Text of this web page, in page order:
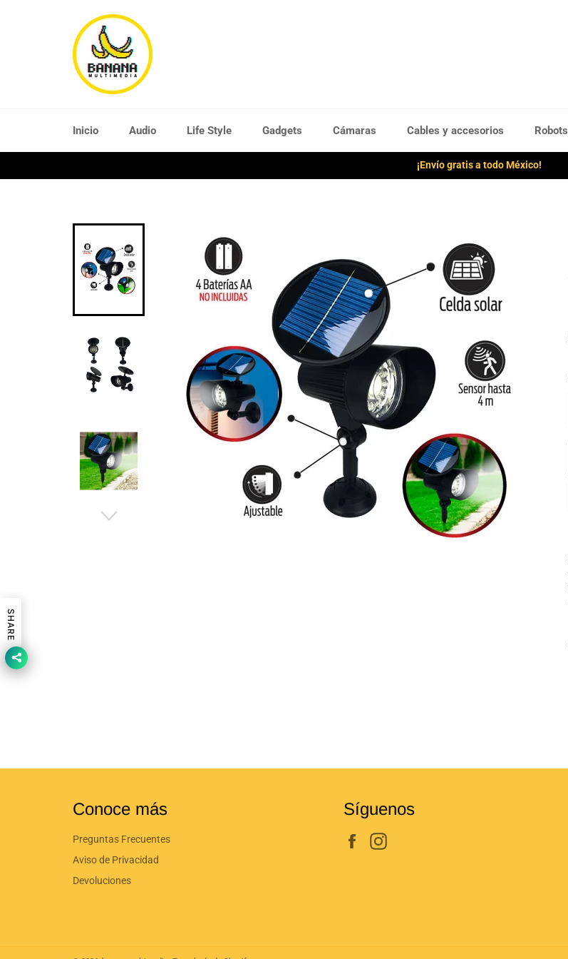
Inicio Audio Life Style Gadgets Cámaras Cables y accesorios Robots
¡Envío gratis a todo México!
Conoce más
Preguntas Frecuentes
Aviso de Privacidad
Devoluciones
Síguenos
Facebook
SHARE